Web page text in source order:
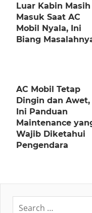
Luar Kabin Masih
Masuk Saat AC
Mobil Nyala, Ini
Biang
AC Mobil Tetap
Dingin dan Awet,
Ini Panduan
Maintenance
Wajib Diketahui
Pengendara